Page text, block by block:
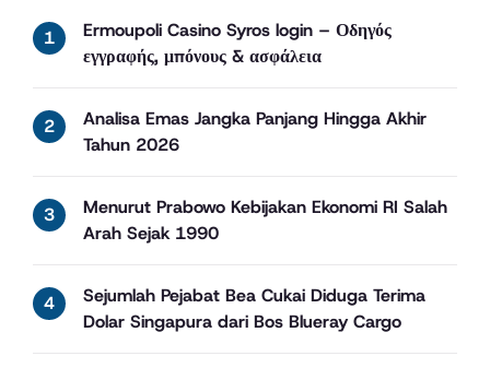
Ermoupoli Casino Syros login – Οδηγός
εγγραφής, μπόνους & ασφάλεια
Analisa Emas Jangka Panjang Hingga Akhir
Tahun 2026
Menurut Prabowo Kebijakan Ekonomi RI Salah
Arah Sejak 1990
Sejumlah Pejabat Bea Cukai Diduga Terima
Dolar Singapura dari Bos Blueray Cargo